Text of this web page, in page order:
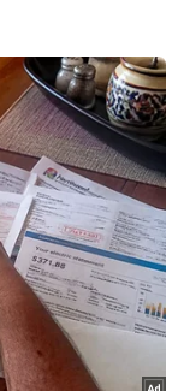
hàng thương
đồng/USD,
20.835
và BIDV cùng
đồng/USD,
mua vào là
đồng/USD,
20.870